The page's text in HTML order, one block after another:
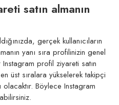
satın almanın
gerçek kullanıcıların
yanı sıra profilinizin genel
profil ziyareti satın
üst sıralara yükselerek takipçi
olacaktır. Böylece Instagram